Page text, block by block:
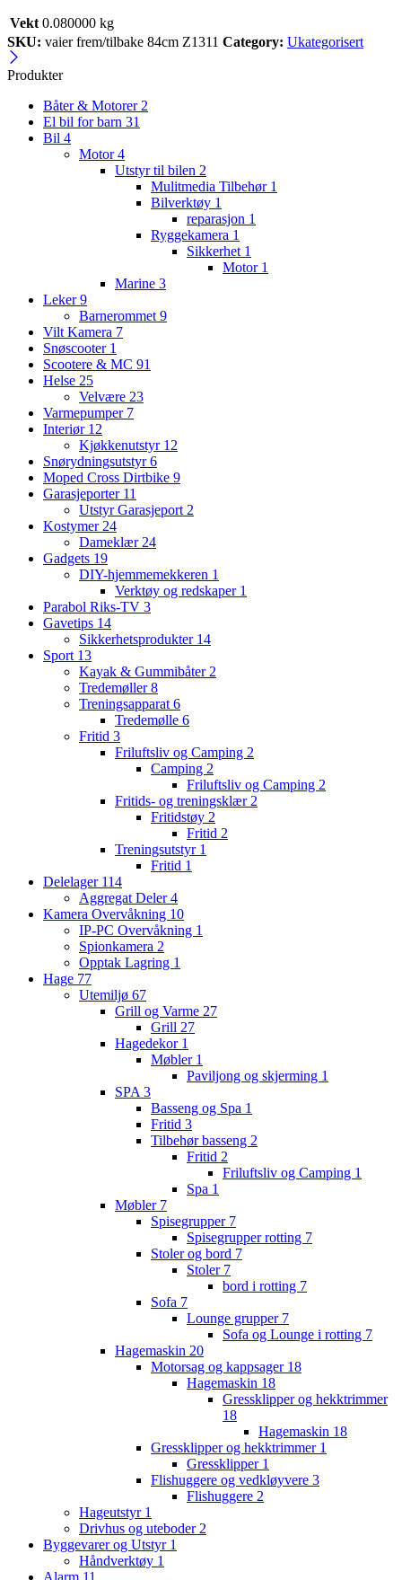
Vekt 0.080000 kg
SKU: vaier frem/tilbake 84cm Z1311 Category: Ukategorisert
Produkter
Båter & Motorer 2
El bil for barn 31
Bil 4
Motor4
Utstyr til bilen 2
Mulitmedia Tilbehør 1
Bilverktøy 1
reparasjon 1
Ryggekamera 1
Sikkerhet 1
Motor 1
Marine 3
Leker9
Barnerommet 9
Vilt Kamera 7
Snøscooter 1
Scootere & MC 91
Helse 25
Velvære 23
Varmepumper 7
Interiør 12
Kjøkkenutstyr 12
Snørydningsutstyr6
Moped Cross Dirtbike 9
Garasjeporter 11
Utstyr Garasjeport 2
Kostymer 24
Dameklær 24
Gadgets 19
DIY-hjemmemekkeren 1
Verktøy og redskaper 1
Parabol Riks-TV 3
Gavetips 14
Sikkerhetsprodukter 14
Sport 13
Kayak & Gummibåter 2
Tredemøller8
Treningsapparat 6
Tredemølle 6
Fritid 3
Friluftsliv og Camping 2
Camping 2
Friluftsliv og Camping 2
Fritids- og treningsklær 2
Fritidstøy 2
Fritid 2
Treningsutstyr 1
Fritid 1
Delelager 114
Aggregat Deler4
Kamera Overvåkning 10
IP-PC Overvåkning 1
Spionkamera 2
Opptak Lagring 1
Hage 77
Utemiljø 67
Grill og Varme 27
Grill 27
Hagedekor 1
Møbler 1
Paviljong og skjerming 1
SPA 3
Basseng og Spa 1
Fritid 3
Tilbehør basseng 2
Fritid 2
Friluftsliv og Camping 1
Spa 1
Møbler 7
Spisegrupper 7
Spisegrupper rotting 7
Stoler og bord 7
Stoler 7
bord i rotting 7
Sofa 7
Lounge grupper 7
Sofa og Lounge i rotting 7
Hagemaskin 20
Motorsag og kappsager 18
Hagemaskin 18
Gressklipper og hekktrimmer
18
Hagemaskin 18
Gressklipper og hekktrimmer 1
Gressklipper 1
Flishuggere og vedkløyvere 3
Flishuggere 2
Hageutstyr 1
Drivhus og uteboder 2
Byggevarer og Utstyr 1
Håndverktøy 1